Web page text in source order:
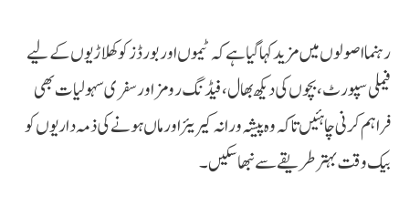
رہنما اصولوں میں مزید کہا گیا ہے کہ ٹیموں اور بورڈز کو کھلاڑیوں کے لیے
فیملی سپورٹ، بچوں کی دیکھ بھال، فیڈنگ رومز اور سفری سہولیات بھی
فراہم کرنی چاہئیں تاکہ وہ پیشہ ورانہ کیریئر اور ماں ہونے کی ذمہ داریوں کو
بیک وقت بہتر طریقے سے نبھا سکیں۔